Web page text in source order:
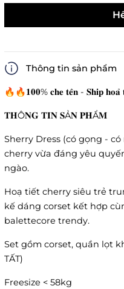
Thông tin sản phẩm
🔥🔥𝟏𝟎𝟎% 𝐜𝐡𝐞 𝐭𝐞̂𝐧 - 𝐒𝐡𝐢𝐩
𝐓𝐇Ô𝐍𝐆 𝐓𝐈𝐍 𝐒Ả𝐍 𝐏𝐇Ẩ𝐌
Sherry Dress (có gọng -
cherry vừa đáng yêu
ngào.
Hoạ tiết cherry siêu trẻ
kế dáng corset kết hợp
balettecore trendy.
Set gồm corset, quần lọt
TẤT)
Freesize < 58kg